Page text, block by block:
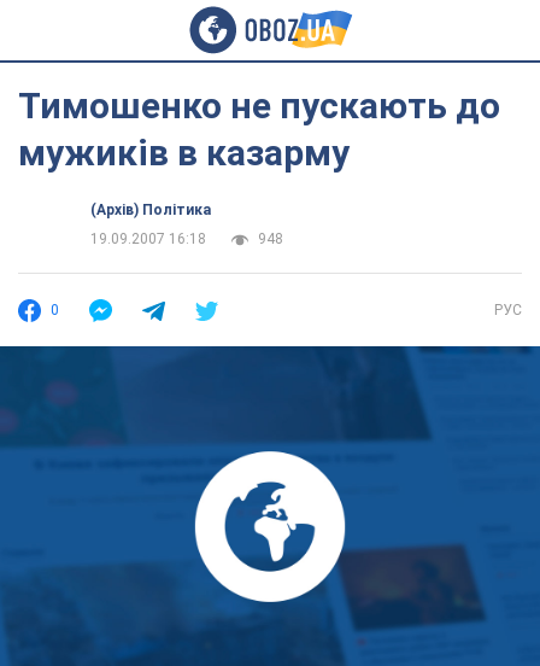
Тимошенко не пускають до
мужиків в казарму
(Архів) Політика
19.09.2007 16:18
948
0 РУС